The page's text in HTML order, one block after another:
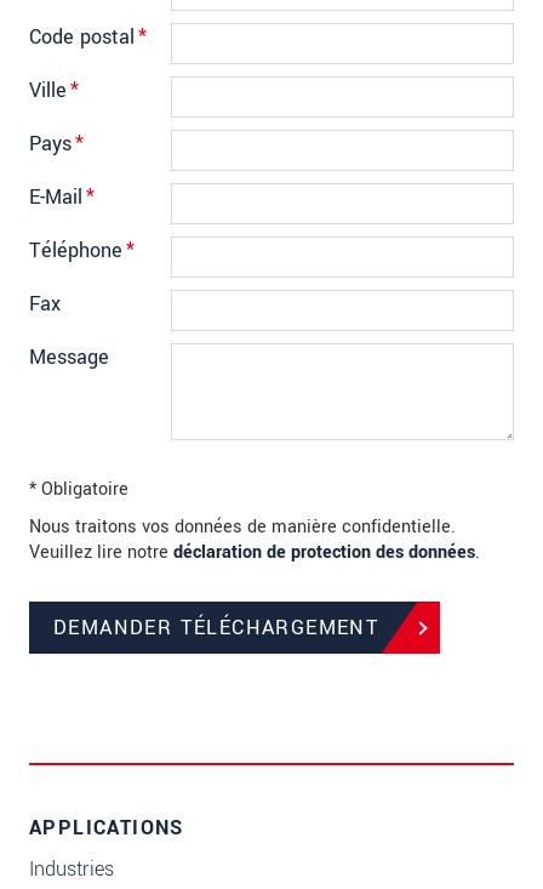
Code postal*
Ville*
Pays*
E-Mail*
Téléphone*
Fax
Message
* Obligatoire
Nous traitons vos données de manière confidentielle.
Veuillez lire notre déclaration de protection des données.
DEMANDER TÉLÉCHARGEMENT
APPLICATIONS
Industries